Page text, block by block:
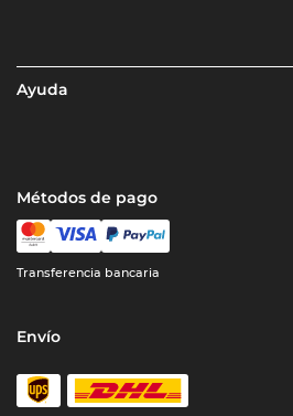
Ayuda
Métodos de pago
Transferencia bancaria
Envío